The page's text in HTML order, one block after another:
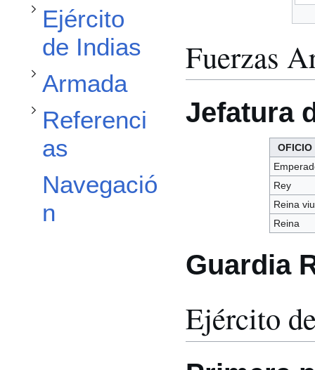
Ejército
de Indias
Armada
Alternar subsección Armada
Referenci
as
Alternar subsección Referencias
Navegació
n
Fuerzas
Jefatura
OFICIO
Rey
Reina
Reina
Guardia
Ejército